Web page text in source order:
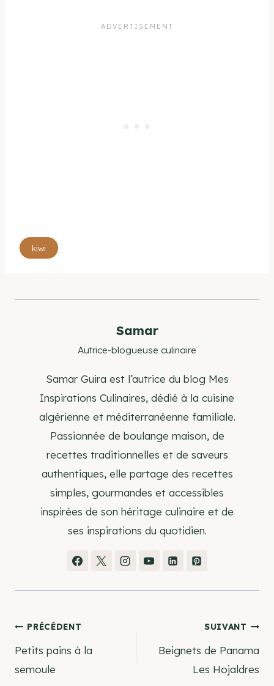
Étiquettes
de
publication :
kiwi
Samar
Autrice-blogueuse culinaire
Samar Guira est l’autrice du blog Mes
Inspirations Culinaires, dédié à la cuisine
algérienne et méditerranéenne familiale.
Passionnée de boulange maison, de
recettes traditionnelles et de saveurs
authentiques, elle partage des recettes
simples, gourmandes et accessibles
inspirées de son héritage culinaire et de
ses inspirations du quotidien.
Navigation
de
PRÉCÉDENT
Petits pains à la
semoule
SUIVANT
Beignets de Panama
Les Hojaldres